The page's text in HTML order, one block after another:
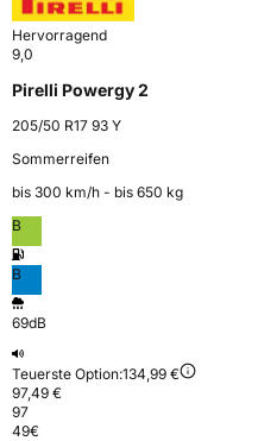
Hervorragend
9,0
Pirelli Powergy 2
205/50 R17 93 Y
Sommerreifen
bis 300 km⁠/⁠h - bis 650 kg
B
B
69dB
Teuerste Option:134,99 €
97,49 €
97
49€